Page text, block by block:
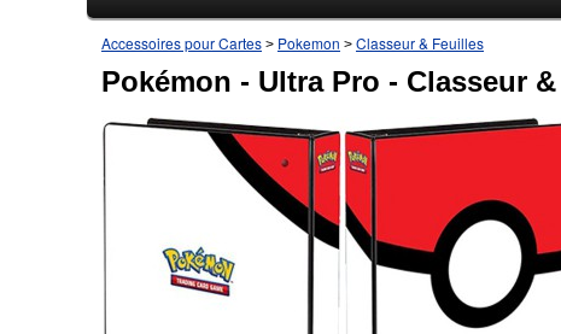
Accessoires pour Cartes > Pokemon > Classeur & Feuilles
Pokémon - Ultra Pro - Classeur